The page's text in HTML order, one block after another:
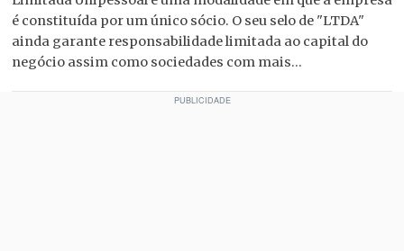
é constituída por um único sócio. O seu selo de "LTDA"
ainda garante responsabilidade limitada ao capital do
negócio assim como sociedades com mais...